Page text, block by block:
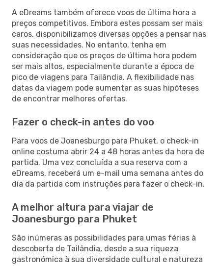
A eDreams também oferece voos de última hora a
preços competitivos. Embora estes possam ser mais
caros, disponibilizamos diversas opções a pensar nas
suas necessidades. No entanto, tenha em
consideração que os preços de última hora podem
ser mais altos, especialmente durante a época de
pico de viagens para Tailândia. A flexibilidade nas
datas da viagem pode aumentar as suas hipóteses
de encontrar melhores ofertas.
Fazer o check-in antes do voo
Para voos de Joanesburgo para Phuket, o check-in
online costuma abrir 24 a 48 horas antes da hora de
partida. Uma vez concluída a sua reserva com a
eDreams, receberá um e-mail uma semana antes do
dia da partida com instruções para fazer o check-in.
A melhor altura para viajar de
Joanesburgo para Phuket
São inúmeras as possibilidades para umas férias à
descoberta de Tailândia, desde a sua riqueza
gastronómica à sua diversidade cultural e natureza